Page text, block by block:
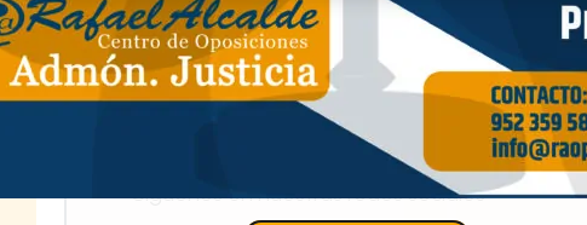
Avenida de las Américas N
3, Edificio América;
bloque 1, 4ªplanta Oficina C4 CP 29006
(Código de Portero 1019)
Síguenos en nuestras redes sociales